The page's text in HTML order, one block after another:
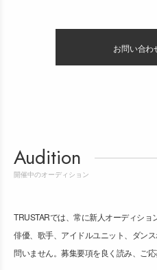
お問い合わ
Audition
開催中のオーディション
TRUSTARでは、常に新人オーディショ
俳優、歌手、アイドルユニット、ダン
問いません。募集要項を良く読み、ご応